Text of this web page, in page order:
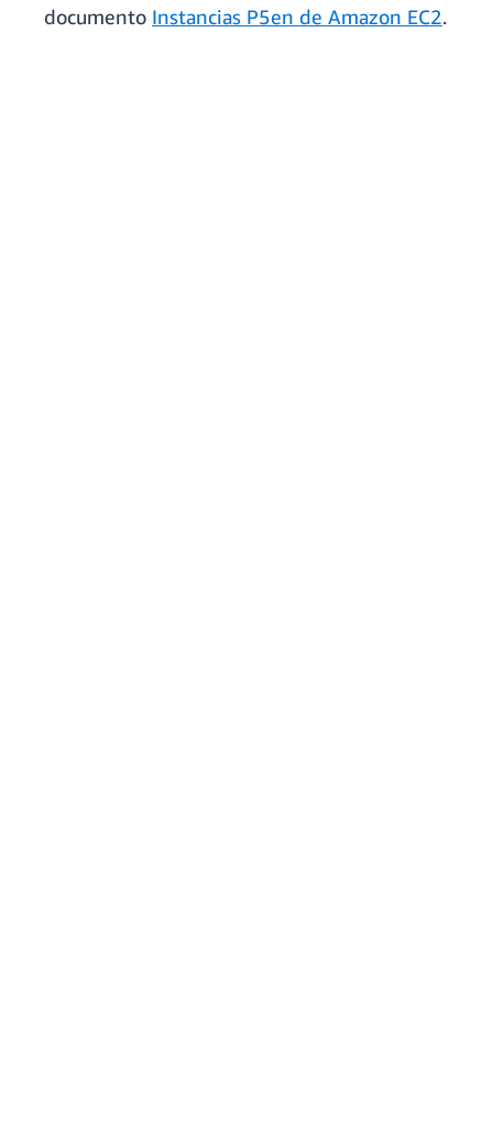
documento Instancias P5en de Amazon EC2.